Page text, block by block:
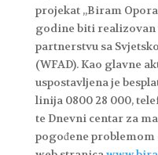
projekat „Biram
godine biti realizovan
partnerstvu sa
(WFAD). Kao glavne
uspostavljena je
linija 0800 28 000,
te Dnevni centar za
pogođene